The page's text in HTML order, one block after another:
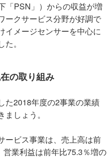
「PSN」）からの収益が増
ークサービス分野が好調で
イメージセンサーを中心に
。
の取り組み
た2018年度の2事業の業績
しょう。
ービス事業は、売上高は前
業利益は前年比75.3％増の